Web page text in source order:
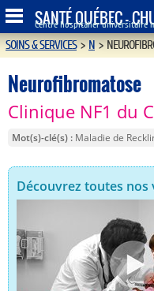
SANTÉ QUÉBEC -
Centre hospitalier universitaire
SOINS & SERVICES>N>
Neurofibromatose
Clinique NF1 du
Mot(s)-clé(s) Maladie de
Découvrez toutes nos